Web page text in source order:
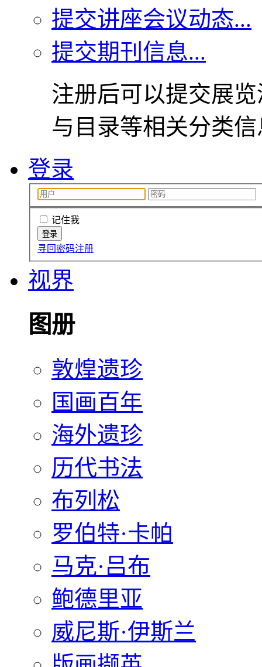
提交讲座会议动态...
提交期刊信息...
注册后可以提交展
与目录等相关分类
登录
记住我
寻回密码注册
视界
图册
敦煌遗珍
国画百年
海外遗珍
历代书法
布列松
罗伯特·卡帕
马克·吕布
鲍德里亚
威尼斯·伊斯兰